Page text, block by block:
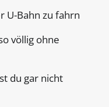
U-Bahn zu fahrn
völlig ohne
du gar nicht